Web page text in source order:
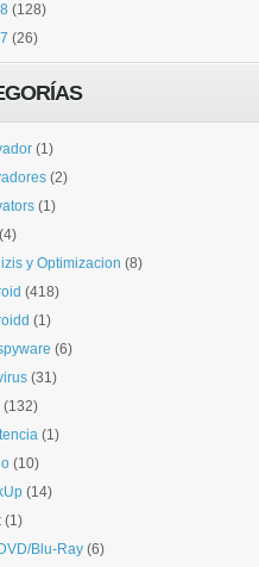
(128)
(26)
(1)
(2)
(1)
(4)
y Optimizacion (8)
(418)
(1)
(6)
(31)
(132)
(1)
(10)
(14)
(1)
Blu-Ray (6)